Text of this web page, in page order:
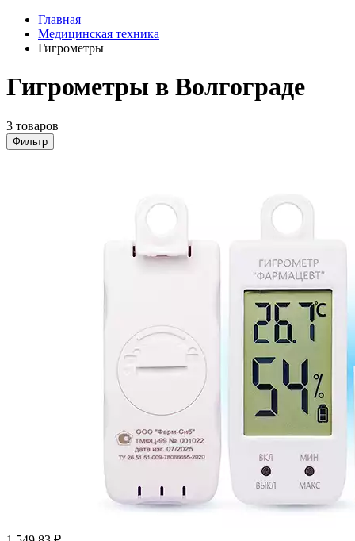
Главная
Медицинская техника
Гигрометры
Гигрометры в Волгограде
3 товаров
Фильтр